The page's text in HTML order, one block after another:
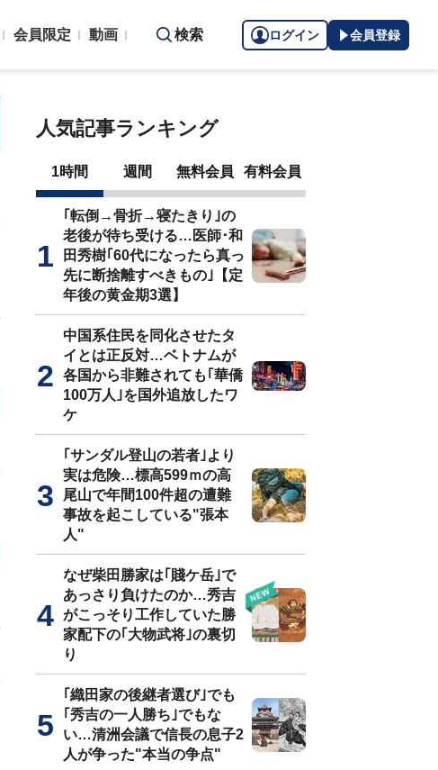
会員限定 動画 検索 ログイン 会員登録
人気記事ランキング
1時間 週間 無料会員 有料会員
｢転倒→骨折→寝たきり｣の
老後が待ち受ける…医師･和
田秀樹｢60代になったら真っ
先に断捨離すべきもの｣【定
年後の黄金期3選】
中国系住民を同化させたタ
イとは正反対…ベトナムが
各国から非難されても｢華僑
100万人｣を国外追放したワ
ケ
｢サンダル登山の若者｣より
実は危険…標高599ｍの高
尾山で年間100件超の遭難
事故を起こしている"張本
人"
なぜ柴田勝家は｢賤ケ岳｣で
あっさり負けたのか…秀吉
がこっそり工作していた勝
家配下の｢大物武将｣の裏切
り
｢織田家の後継者選び｣でも
｢秀吉の一人勝ち｣でもな
い…清洲会議で信長の息子2
人が争った"本当の争点"